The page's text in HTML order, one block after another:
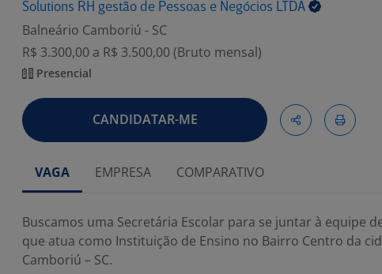
Solutions RH gestão de Pessoas e Negócios LTDA
Balneário Camboriú - SC
R$ 3.300,00 a R$ 3.500,00 (Bruto mensal)
Presencial
CANDIDATAR-ME
VAGA EMPRESA COMPARATIVO
Buscamos uma Secretária Escolar para se juntar à equipe
que atua como Instituição de Ensino no Bairro Centro da
Camboriú – SC.